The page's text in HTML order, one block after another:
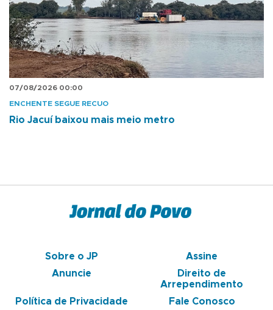
07/08/2026 00:00
ENCHENTE SEGUE RECUO
Rio Jacuí baixou mais meio metro
Sobre o JP
Assine
Anuncie
Direito de
Arrependimento
Política de Privacidade
Fale Conosco